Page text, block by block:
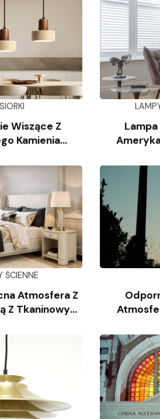
Wiszące Z
Kamienia
Lampa
ŚCIENNE
Atmosfera Z
Z Tkaninowym